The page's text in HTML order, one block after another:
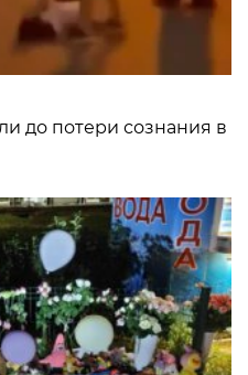
до потери сознания в